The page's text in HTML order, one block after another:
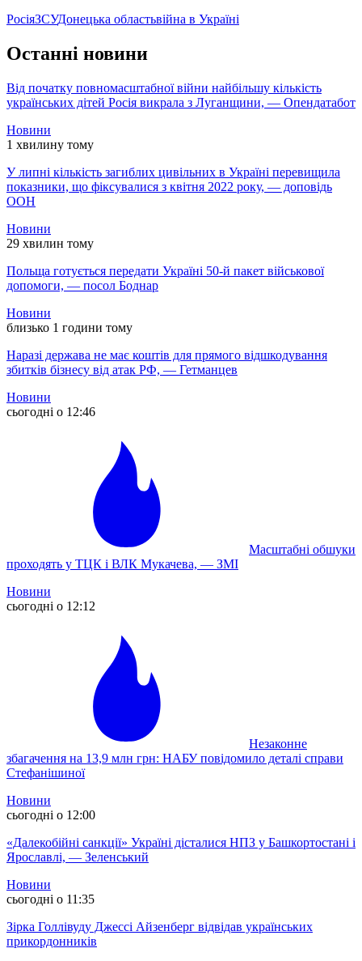
РосіяЗСУДонецька областьвійна в Україні
Останні новини
Від початку повномасштабної війни найбільшу кількість
українських дітей Росія викрала з Луганщини, — Опендатабот
Новини
1 хвилину тому
У липні кількість загиблих цивільних в Україні перевищила
показники, що фіксувалися з квітня 2022 року, — доповідь
ООН
Новини
29 хвилин тому
Польща готується передати Україні 50-й пакет військової
допомоги, — посол Боднар
Новини
близько 1 години тому
Наразі держава не має коштів для прямого відшкодування
збитків бізнесу від атак РФ, — Гетманцев
Новини
сьогодні о 12:46
Масштабні обшуки
проходять у ТЦК і ВЛК Мукачева, — ЗМІ
Новини
сьогодні о 12:12
Незаконне
збагачення на 13,9 млн грн: НАБУ повідомило деталі справи
Стефанішиної
Новини
сьогодні о 12:00
«Далекобійні санкції» Україні дісталися НПЗ у Башкортостані і
Ярославлі, — Зеленський
Новини
сьогодні о 11:35
Зірка Голлівуду Джессі Айзенберг відвідав українських
прикордонників